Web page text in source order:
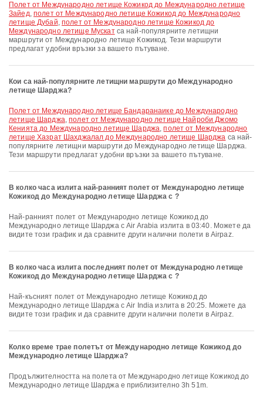
полет от Международно летище Кожикод до Международно летище
Зайед, полет от Международно летище Кожикод до Международно
летище Дубай, полет от Международно летище Кожикод до
Международно летище Мускатса най-популярните летищни
маршрути от Международно летище Кожикод. Тези маршрути
предлагат удобни връзки за вашето пътуване.
Кои са най-популярните летищни маршрути до Международно
летище Шарджа?
полет от Международно летище Бандаранаике до Международно
летище Шарджа,полет от Международно летище Найроби Джомо
Кенията до Международно летище Шарджа,полет от Международно
летище Хазрат Шахджалал до Международно летище Шарджа са най-
популярните летищни маршрути до Международно летище Шарджа.
Тези маршрути предлагат удобни връзки за вашето пътуване.
В колко часа излита най-ранният полет от Международно летище
Кожикод до Международно летище Шарджа с ?
Най-ранният полет от Международно летище Кожикод до
Международно летище Шарджа с Air Arabia излита в 03:40. Можете да
видите този график и да сравните други налични полети в Airpaz.
В колко часа излита последният полет от Международно летище
Кожикод до Международно летище Шарджа с ?
Най-късният полет от Международно летище Кожикод до
Международно летище Шарджа с Air India излита в 20:25. Можете да
видите този график и да сравните други налични полети в Airpaz.
Колко време трае полетът от Международно летище Кожикод до
Международно летище Шарджа?
Продължителността на полета от Международно летище Кожикод до
Международно летище Шарджа е приблизително 3h 51m.